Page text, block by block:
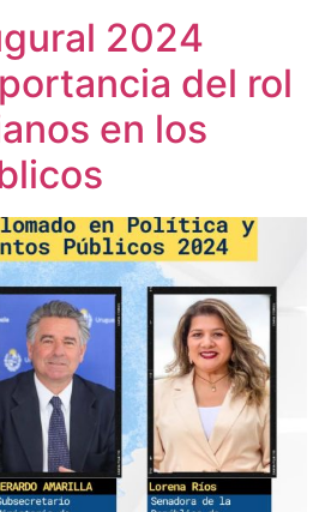
2024
del rol
en los